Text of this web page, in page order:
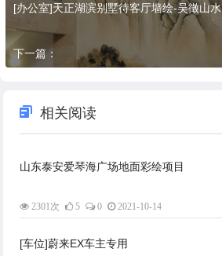
[办公室]天正湖滨别墅待客厅墙绘-吴徵山水
下一篇：
相关阅读
山东泰安爱琴海广场地面彩绘项目
2301次 5 0 2021-10-14
[车位]蔚来EX车主专用